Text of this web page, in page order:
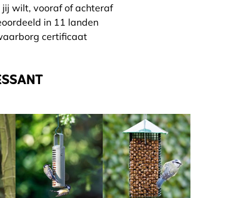
jij wilt, vooraf of achteraf
in 11 landen
certificaat